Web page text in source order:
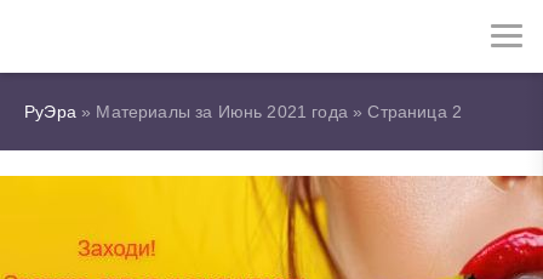
РуЭра » Материалы за Июнь 2021 года » Страница 2